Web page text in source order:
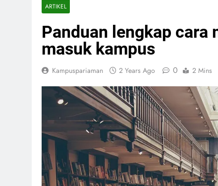
ARTIKEL
Panduan lengkap
masuk kampus
Kampuspariaman 2 Years Ago 0 2 Mins